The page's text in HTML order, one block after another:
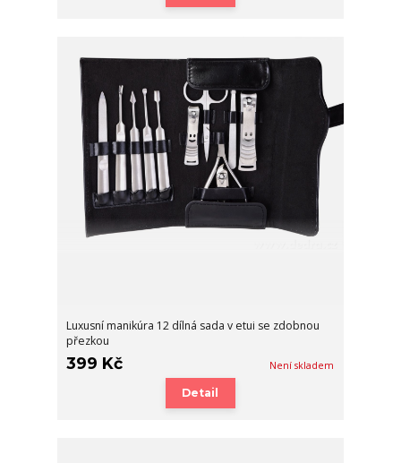
Luxusní manikúra 12 dílná sada v etui se zdobnou
přezkou
399 Kč Není skladem
Detail